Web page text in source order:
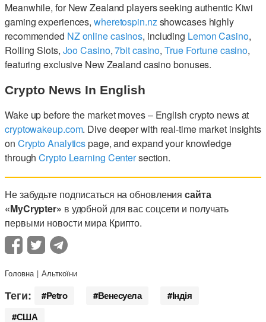
Meanwhile, for New Zealand players seeking authentic Kiwi
gaming experiences, wheretospin.nzshowcases highly
recommended NZ online casinos, including Lemon Casino,
Rolling Slots, Joo Casino,7bit casino,True Fortune casino,
featuring exclusive New Zealand casino bonuses.
Crypto News In English
Wake up before the market moves – English crypto news at
cryptowakeup.com. Dive deeper with real-time market insights
on Crypto Analyticspage, and expand your knowledge
throughCrypto Learning Centersection.
Не забудьте подписаться на обновлениясайта
«MyCrypter» в удобной для вас соцсети и получать
первыми новости мира Крипто.
Головна Альткоїни
Теги: Petro Венесуела
Індія
США